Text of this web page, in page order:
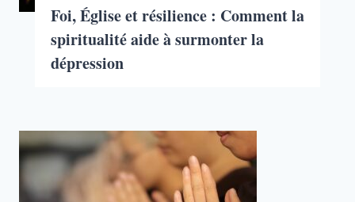
Foi, Église et résilience : Comment la
spiritualité aide à surmonter la
dépression